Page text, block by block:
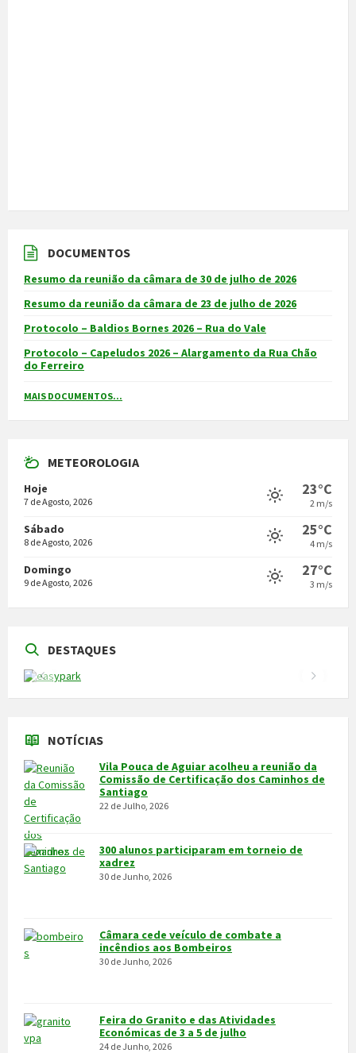
DOCUMENTOS
Resumo da reunião da câmara de 30 de julho de 2026
Resumo da reunião da câmara de 23 de julho de 2026
Protocolo – Baldios Bornes 2026 – Rua do Vale
Protocolo – Capeludos 2026 – Alargamento da Rua Chão
do Ferreiro
MAIS DOCUMENTOS...
METEOROLOGIA
Hoje
7 de Agosto, 2026
23°C
2 m/s
Sábado
8 de Agosto, 2026
25°C
4 m/s
Domingo
9 de Agosto, 2026
27°C
3 m/s
DESTAQUES
NOTÍCIAS
Vila Pouca de Aguiar acolheu a reunião da
Comissão de Certificação dos Caminhos de
Santiago
22 de Julho, 2026
300 alunos participaram em torneio de
xadrez
30 de Junho, 2026
Câmara cede veículo de combate a
incêndios aos Bombeiros
30 de Junho, 2026
Feira do Granito e das Atividades
Económicas de 3 a 5 de julho
24 de Junho, 2026